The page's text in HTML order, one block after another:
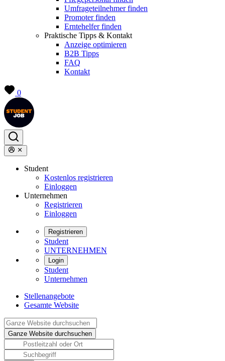
Umfrageteilnehmer finden
Promoter finden
Erntehelfer finden
Praktische Tipps & Kontakt
Anzeige optimieren
B2B Tipps
FAQ
Kontakt
0
Student
Kostenlos registrieren
Einloggen
Unternehmen
Registrieren
Einloggen
Registrieren
Student
UNTERNEHMEN
Login
Student
Unternehmen
Stellenangebote
Gesamte Website